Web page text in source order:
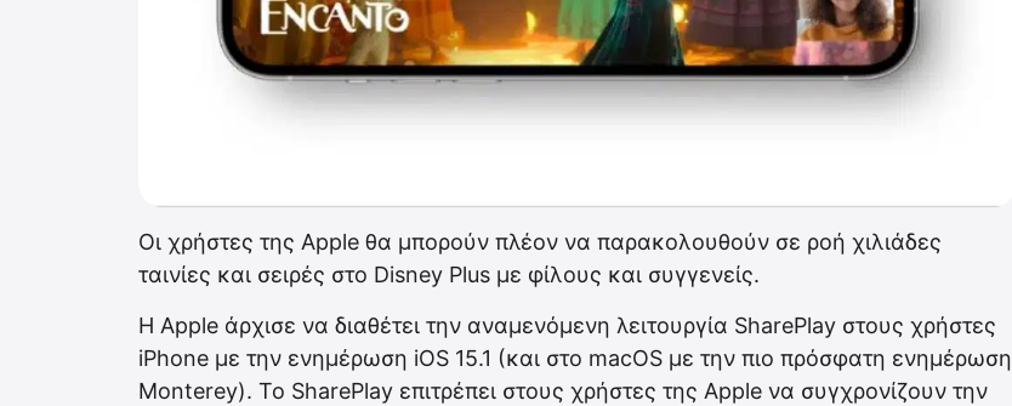
Οι χρήστες της Apple θα μπορούν πλέον να παρακολουθούν σε ροή χιλιάδες
ταινίες και σειρές στο Disney Plus με φίλους και συγγενείς.
Η Apple άρχισε να διαθέτει την αναμενόμενη λειτουργία SharePlay στους χρήστες
iPhone με την ενημέρωση iOS 15.1 (και στο macOS με την πιο πρόσφατη ενημέρωση
Monterey). Το SharePlay επιτρέπει στους χρήστες της Apple να συγχρονίζουν την